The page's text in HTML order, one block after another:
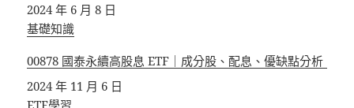
日期
2024 年 6 月 8 日
關於
基礎知識
00878 國泰永續高股息 ETF｜成分股、配息、優缺點分析
日期
2024 年 11 月 6 日
關於
ETF學習